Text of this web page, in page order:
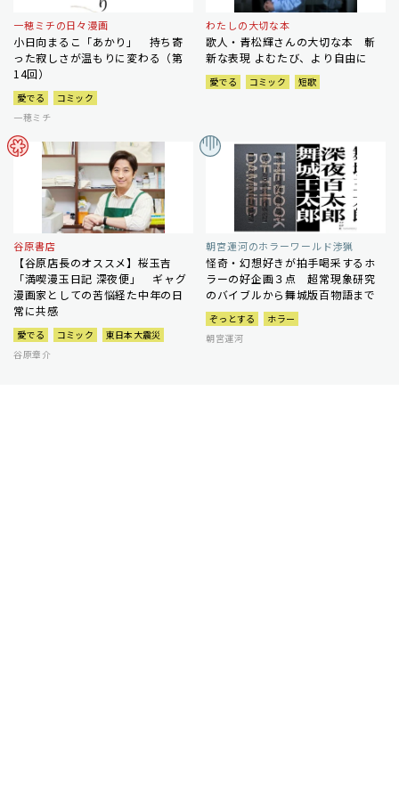
一穂ミチの日々漫画
小日向まるこ「あかり」 持ち寄
った寂しさが温もりに変わる（第
14回）
愛でる
コミック
一穂ミチ
わたしの大切な本
歌人・青松輝さんの大切な本 斬
新な表現 よむたび、より自由に
愛でる コミック 短歌
谷原書店
【谷原店長のオススメ】桜玉吉
「満喫漫玉日記 深夜便」 ギャグ
漫画家としての苦悩経た中年の日
常に共感
愛でる コミック
東日本大震災
谷原章介
朝宮運河のホラーワールド渉猟
怪奇・幻想好きが拍手喝采するホ
ラーの好企画３点 超常現象研究
のバイブルから舞城版百物語まで
ぞっとする
ホラー
朝宮運河